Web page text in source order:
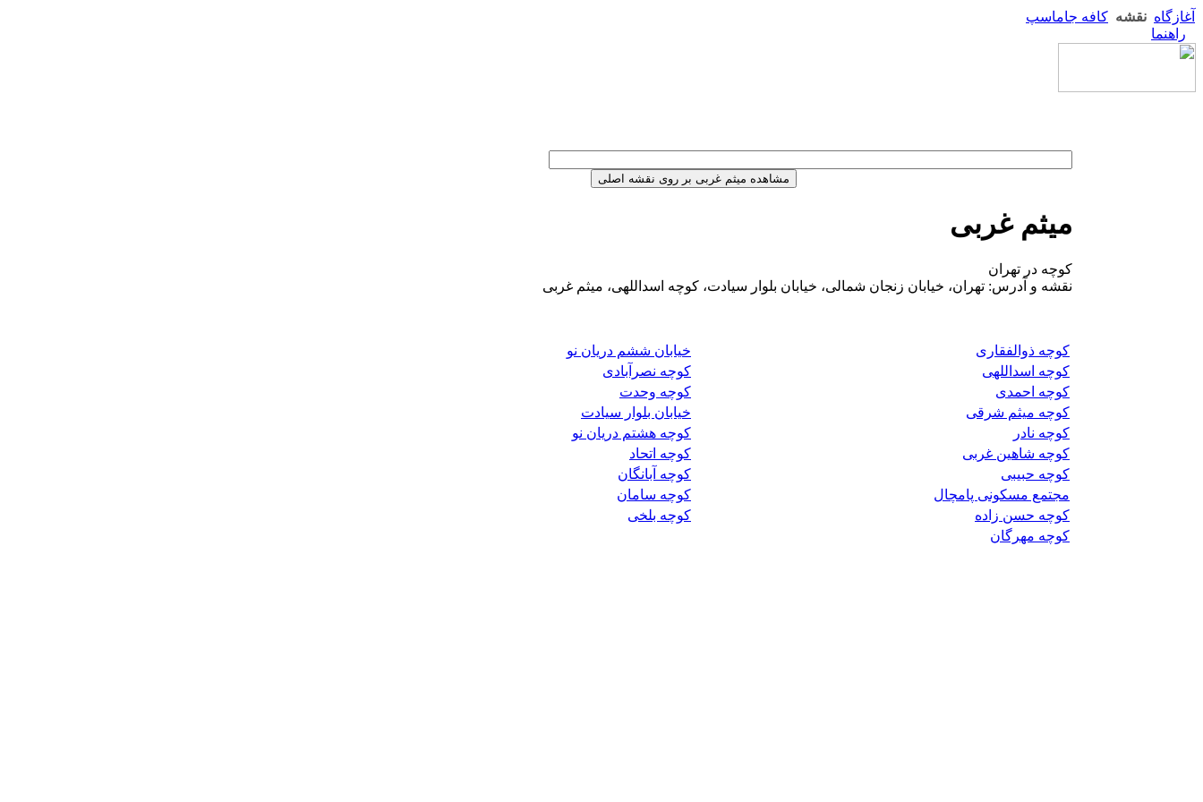
آغازگاه نقشه کافه جاماسپ
راهنما
میثم غربی
کوچه در تهران
نقشه و آدرس: تهران، خیابان زنجان شمالی، خیابان بلوار سیادت، کوچه اسداللهی، میثم غربی
کوچه ذوالفقاری
خیابان ششم دریان نو
کوچه اسداللهی
کوچه نصرآبادی
کوچه احمدی
کوچه وحدت
کوچه میثم شرقی
خیابان بلوار سیادت
کوچه نادر
کوچه هشتم دریان نو
کوچه شاهین غربی
کوچه اتحاد
کوچه حبیبی
کوچه آبانگان
مجتمع مسکونی پامچال
کوچه سامان
کوچه حسن زاده
کوچه بلخی
کوچه مهرگان